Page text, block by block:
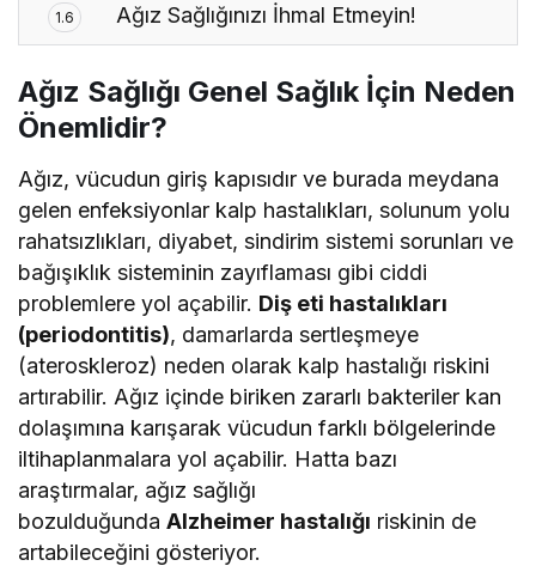
1.6 Ağız Sağlığınızı İhmal Etmeyin!
Ağız Sağlığı Genel Sağlık İçin Neden
Önemlidir?
Ağız, vücudun giriş kapısıdır ve burada meydana
gelen enfeksiyonlar kalp hastalıkları, solunum yolu
rahatsızlıkları, diyabet, sindirim sistemi sorunları ve
bağışıklık sisteminin zayıflaması gibi ciddi
problemlere yol açabilir. Diş eti hastalıkları
(periodontitis), damarlarda sertleşmeye
(ateroskleroz) neden olarak kalp hastalığı riskini
artırabilir. Ağız içinde biriken zararlı bakteriler kan
dolaşımına karışarak vücudun farklı bölgelerinde
iltihaplanmalara yol açabilir. Hatta bazı
araştırmalar, ağız sağlığı
bozulduğundaAlzheimer hastalığı riskinin de
artabileceğini gösteriyor.